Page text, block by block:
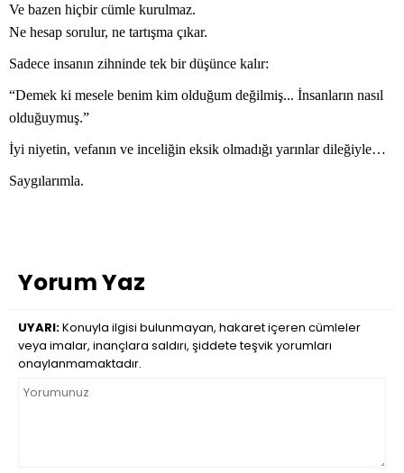
Ve bazen hiçbir cümle kurulmaz.
Ne hesap sorulur, ne tartışma çıkar.
Sadece insanın zihninde tek bir düşünce kalır:
“Demek ki mesele benim kim olduğum değilmiş... İnsanların nasıl
olduğuymuş.”
İyi niyetin, vefanın ve inceliğin eksik olmadığı yarınlar dileğiyle…
Saygılarımla.
Yorum Yaz
UYARI:Konuyla ilgisi bulunmayan, hakaret içeren cümleler
veya imalar, inançlara saldırı, şiddete teşvik yorumları
onaylanmamaktadır.